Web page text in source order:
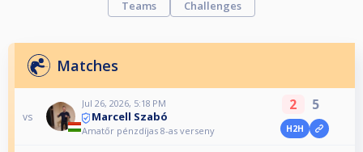
Teams
Challenges
Matches
vs
Jul 26, 2026, 5:18 PM
Marcell Szabó
Amatőr pénzdíjas 8-as verseny
2 5
H2H